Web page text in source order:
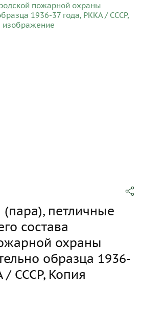
петличные
состава
охраны
образца 1936-
/ СССР, Копия